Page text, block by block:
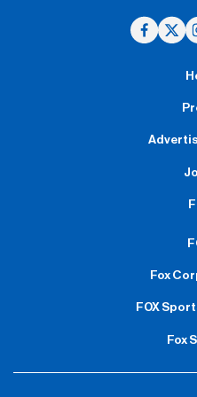
Fox
FOX
Fox